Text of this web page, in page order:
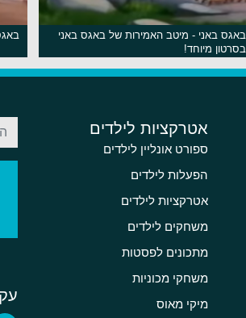
באגס באני - מיטב האמירות של באגס באני
בסרטון מיוחד!
אטרקציות לילדים
ספורט אונליין לילדים
הפעלות לילדים
אטרקציות לילדים
משחקים לילדים
מתכונים לפסטות
משחקי מכוניות
מיקי מאוס